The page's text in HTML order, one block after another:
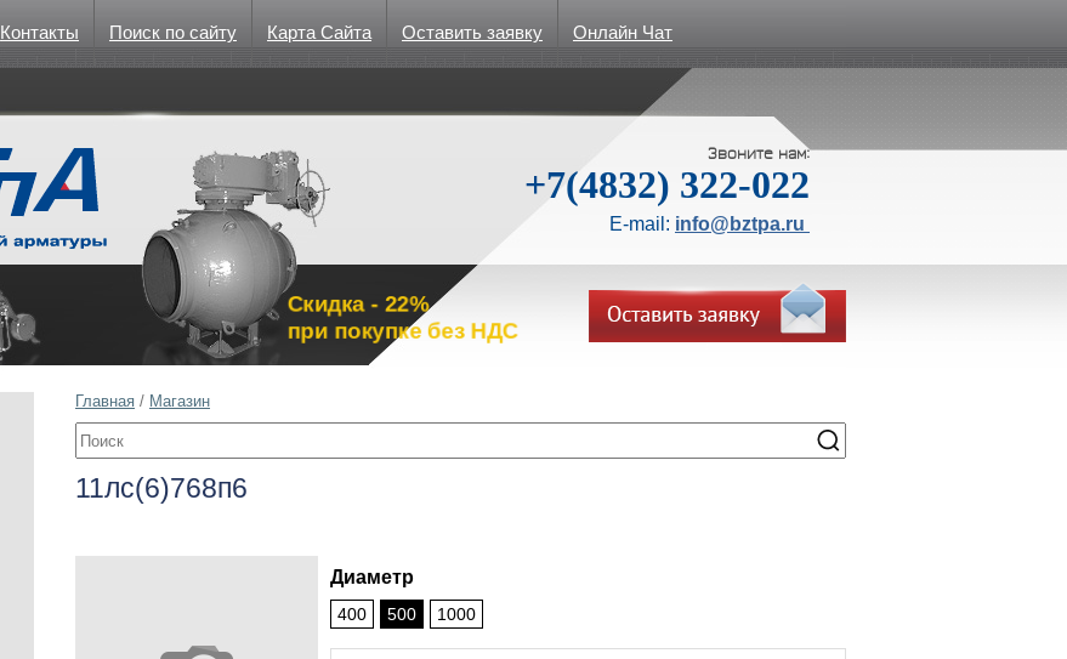
Скидка - 22%
при покупке без НДС
Звоните нам:
+7(4832) 322-022
E-mail: info@bztpa.ru
Контакты Поиск по сайту Карта Сайта Оставить заявку Онлайн Чат
Главная / Магазин
11лс(6)768п6
Диаметр
400 500 1000